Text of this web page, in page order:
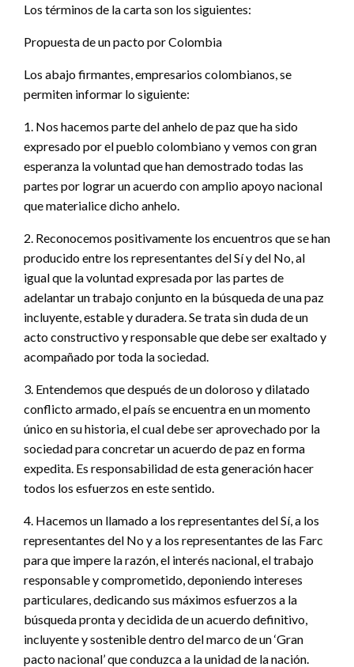
Los términos de la carta son los siguientes:
Propuesta de un pacto por Colombia
Los abajo firmantes, empresarios colombianos, se
permiten informar lo siguiente:
1. Nos hacemos parte del anhelo de paz que ha sido
expresado por el pueblo colombiano y vemos con gran
esperanza la voluntad que han demostrado todas las
partes por lograr un acuerdo con amplio apoyo nacional
que materialice dicho anhelo.
2. Reconocemos positivamente los encuentros que se han
producido entre los representantes del Sí y del No, al
igual que la voluntad expresada por las partes de
adelantar un trabajo conjunto en la búsqueda de una paz
incluyente, estable y duradera. Se trata sin duda de un
acto constructivo y responsable que debe ser exaltado y
acompañado por toda la sociedad.
3. Entendemos que después de un doloroso y dilatado
conflicto armado, el país se encuentra en un momento
único en su historia, el cual debe ser aprovechado por la
sociedad para concretar un acuerdo de paz en forma
expedita. Es responsabilidad de esta generación hacer
todos los esfuerzos en este sentido.
4. Hacemos un llamado a los representantes del Sí, a los
representantes del No y a los representantes de las Farc
para que impere la razón, el interés nacional, el trabajo
responsable y comprometido, deponiendo intereses
particulares, dedicando sus máximos esfuerzos a la
búsqueda pronta y decidida de un acuerdo definitivo,
incluyente y sostenible dentro del marco de un ‘Gran
pacto nacional’ que conduzca a la unidad de la nación.